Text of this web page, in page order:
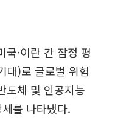
·이란 간 잠정 평
대)로 글로벌 위험
도체 및 인공지능
를 나타냈다.